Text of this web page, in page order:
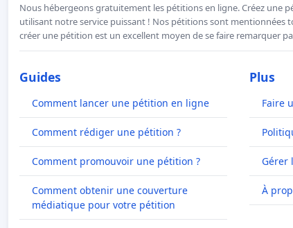
Nous hébergeons gratuitement les pétitions en ligne. Créez une
utilisant notre service puissant ! Nos pétitions sont mentionnées
créer une pétition est un excellent moyen de se faire remarquer
Guides
Comment lancer une pétition en ligne
Comment rédiger une pétition ?
Comment promouvoir une pétition ?
Comment obtenir une couverture
médiatique pour votre pétition
Plus
Faire
Gérer
À